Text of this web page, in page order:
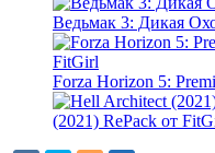
Ведьмак 3: Дикая
Forza Horizon 5:
(2021) RePack от